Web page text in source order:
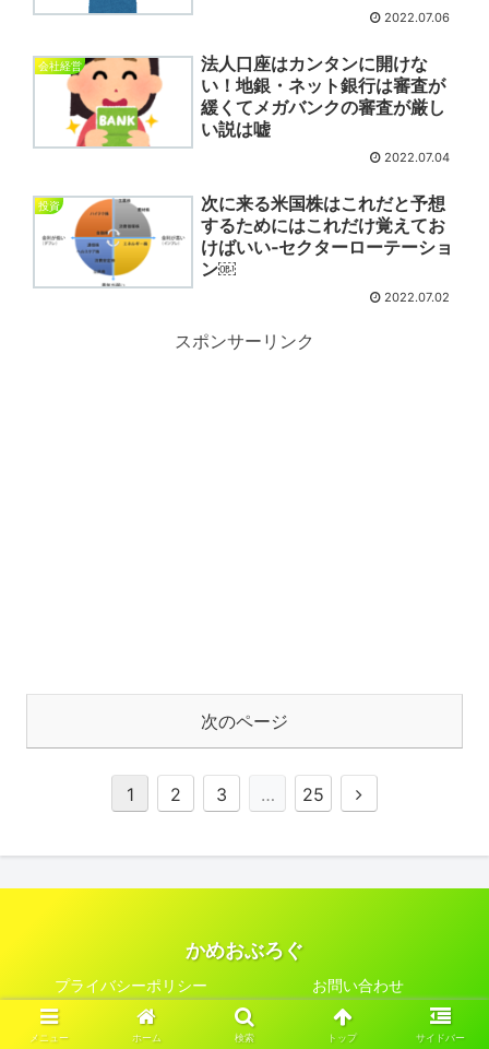
2022.07.06
会社経営
法人口座はカンタンに開けな
い！地銀・ネット銀行は審査が
緩くてメガバンクの審査が厳し
い説は嘘
2022.07.04
投資
次に来る米国株はこれだと予想
するためにはこれだけ覚えてお
けばいい‐セクターローテーショ
ン￼
2022.07.02
スポンサーリンク
次のページ
1 2 3 … 25
かめおぶろぐ
プライバシーポリシー お問い合わせ
© 2021 かめおぶろぐ.
メニュー ホーム 検索 トップ サイドバー